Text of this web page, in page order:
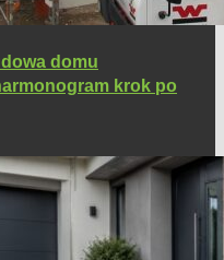
domu
krok po